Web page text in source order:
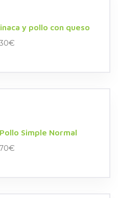
y pollo con queso
€
Simple Normal
€